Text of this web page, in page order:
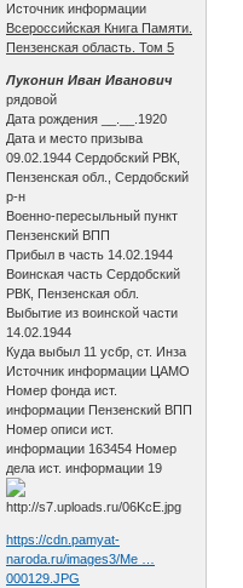
Источник информации
Всероссийская Книга Памяти.
Пензенская область. Том 5
Луконин Иван Иванович
рядовой
Дата рождения __.__.1920
Дата и место призыва
09.02.1944 Сердобский РВК,
Пензенская обл., Сердобский
р-н
Военно-пересыльный пункт
Пензенский ВПП
Прибыл в часть 14.02.1944
Воинская часть Сердобский
РВК, Пензенская обл.
Выбытие из воинской части
14.02.1944
Куда выбыл 11 усбр, ст. Инза
Источник информации ЦАМО
Номер фонда ист.
информации Пензенский ВПП
Номер описи ист.
информации 163454 Номер
дела ист. информации 19
https://cdn.pamyat-
naroda.ru/images3/Me …
000129.JPG